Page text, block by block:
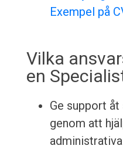
Exempel på
Vilka
en
Ge support åt
genom att